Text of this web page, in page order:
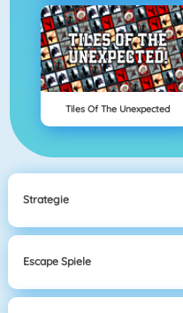
Tiles Of The Unexpected
Strategie
Escape Spiele